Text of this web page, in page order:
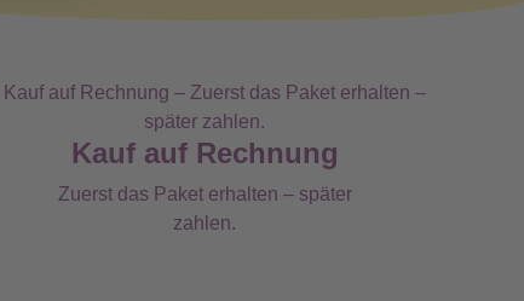
Kauf auf Rechnung
Zuerst das Paket erhalten – später
zahlen.